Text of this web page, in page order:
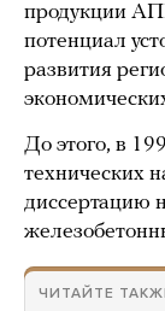
продукции
потенциал
развития
До этого, в
технических
диссертацию
ЧИТАЙТЕ